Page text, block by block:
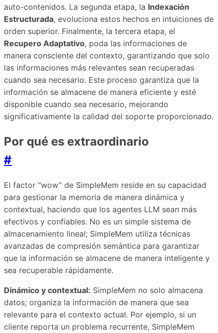
auto-contenidos. La segunda etapa, la Indexación
Estructurada, evoluciona estos hechos en intuiciones de
orden superior. Finalmente, la tercera etapa, el
Recupero Adaptativo, poda las informaciones de
manera consciente del contexto, garantizando que solo
las informaciones más relevantes sean recuperadas
cuando sea necesario. Este proceso garantiza que la
información se almacene de manera eficiente y esté
disponible cuando sea necesario, mejorando
significativamente la calidad del soporte proporcionado.
Por qué es extraordinario
#
El factor “wow” de SimpleMem reside en su capacidad
para gestionar la memoria de manera dinámica y
contextual, haciendo que los agentes LLM sean más
efectivos y confiables. No es un simple sistema de
almacenamiento lineal; SimpleMem utiliza técnicas
avanzadas de compresión semántica para garantizar
que la información se almacene de manera inteligente y
sea recuperable rápidamente.
Dinámico y contextual: SimpleMem no solo almacena
datos; organiza la información de manera que sea
relevante para el contexto actual. Por ejemplo, si un
cliente reporta un problema recurrente, SimpleMem